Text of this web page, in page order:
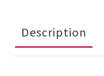
Description